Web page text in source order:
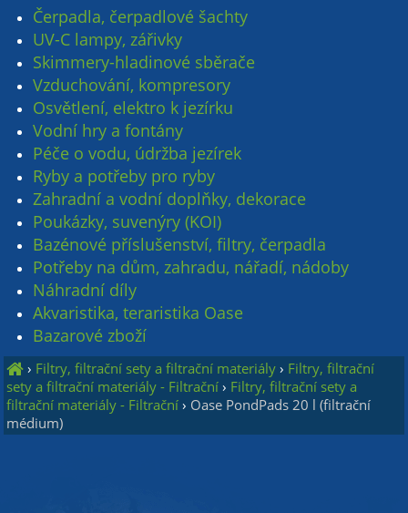
Čerpadla, čerpadlové šachty
UV-C lampy, zářivky
Skimmery-hladinové sběrače
Vzduchování, kompresory
Osvětlení, elektro k jezírku
Vodní hry a fontány
Péče o vodu, údržba jezírek
Ryby a potřeby pro ryby
Zahradní a vodní doplňky, dekorace
Poukázky, suvenýry (KOI)
Bazénové příslušenství, filtry, čerpadla
Potřeby na dům, zahradu, nářadí, nádoby
Náhradní díly
Akvaristika, teraristika Oase
Bazarové zboží
› Filtry, filtrační sety a filtrační materiály › Filtry, filtrační
sety a filtrační materiály - Filtrační › Filtry, filtrační sety a
filtrační materiály - Filtrační › Oase PondPads 20 l (filtrační
médium)